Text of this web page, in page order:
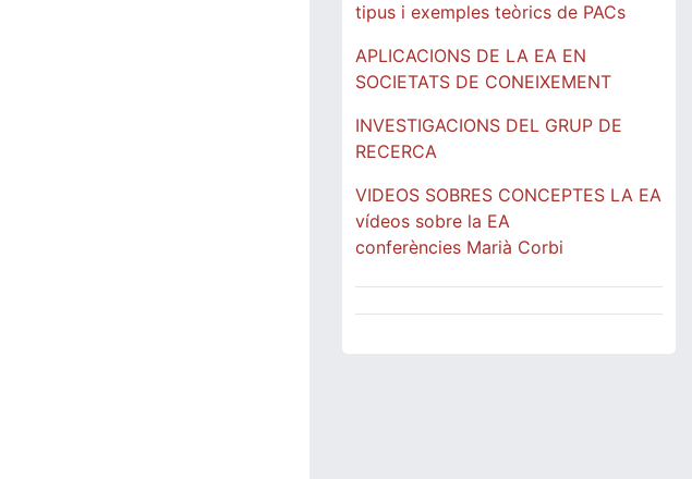
tipus i exemples teòrics de PACs
APLICACIONS DE LA EA EN
SOCIETATS DE CONEIXEMENT
INVESTIGACIONS DEL GRUP DE
RECERCA
VIDEOS SOBRES CONCEPTES LA EA
vídeos sobre la EA
conferències Marià Corbi